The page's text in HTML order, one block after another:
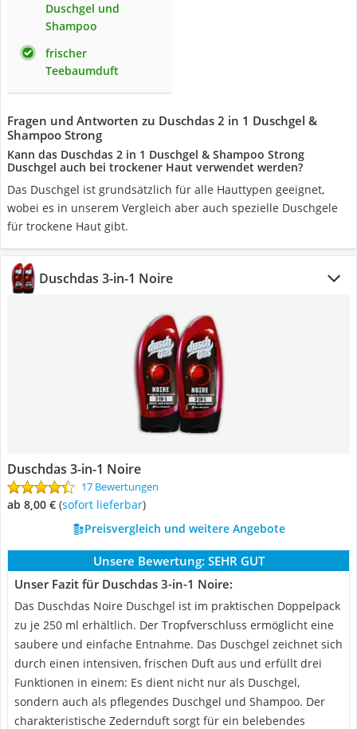
Duschgel und
Shampoo
frischer
Teebaumduft
Fragen und Antworten zu Duschdas 2 in 1 Duschgel &
Shampoo Strong
Kann das Duschdas 2 in 1 Duschgel & Shampoo Strong
Duschgel auch bei trockener Haut verwendet werden?
Das Duschgel ist grundsätzlich für alle Hauttypen geeignet,
wobei es in unserem Vergleich aber auch spezielle Duschgele
für trockene Haut gibt.
Duschdas 3-in-1 Noire
Duschdas 3-in-1 Noire
17 Bewertungen
ab 8,00 € ( Sofort lieferbar)
Preisvergleich und weitere Angebote
Unsere Bewertung: SEHR GUT
Unser Fazit für Duschdas 3-in-1 Noire:
Das Duschdas Noire Duschgel ist im praktischen Doppelpack
zu je 250 ml erhältlich. Der Tropfverschluss ermöglicht eine
saubere und einfache Entnahme. Das Duschgel zeichnet sich
durch einen intensiven, frischen Duft aus und erfüllt drei
Funktionen in einem: Es dient nicht nur als Duschgel,
sondern auch als pflegendes Duschgel und Shampoo. Der
charakteristische Zedernduft sorgt für ein belebendes